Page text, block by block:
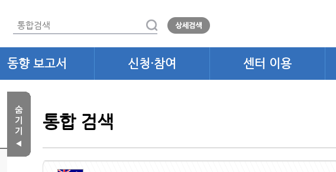
동향 보고서 신청·참여 센터 이용
통합 검색